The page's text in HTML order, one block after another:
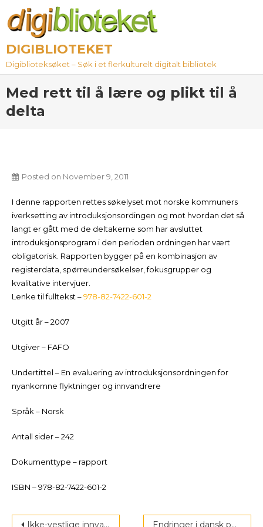
content
DIGIBLIOTEKET
Digiblioteksøket – Søk i et flerkulturelt digitalt bibliotek
Med rett til å lære og plikt til å
delta
Posted on November 9, 2011
I denne rapporten rettes søkelyset mot norske kommuners
iverksetting av introduksjonsordingen og mot hvordan det så
langt er gått med de deltakerne som har avsluttet
introduksjonsprogram i den perioden ordningen har vært
obligatorisk. Rapporten bygger på en kombinasjon av
registerdata, spørreundersøkelser, fokusgrupper og
kvalitative intervjuer.
Lenke til fulltekst –978-82-7422-601-2
Utgitt år – 2007
Utgiver – FAFO
Undertittel – En evaluering av introduksjonsordningen for
nyankomne flyktninger og innvandrere
Språk – Norsk
Antall sider – 242
Dokumenttype – rapport
ISBN – 978-82-7422-601-2
Ikke-vestlige innvandrere på Grønland Endringer i dansk politikk?